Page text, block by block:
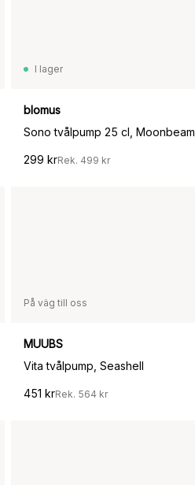
I lager
blomus
Sono tvålpump 25 cl, Moonbeam
299 krRek. 499 kr
På väg till oss
MUUBS
Vita tvålpump, Seashell
451 krRek. 564 kr